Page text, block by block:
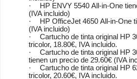
·
HP ENVY 5540 All-in-One
(IVA incluido)
·
HP OfficeJet 4650 All-in-One
(IVA incluido)
·
Cartucho de tinta original HP
tricolor, 18.80€, IVA incluido.
·
Cartucho de tinta original HP
tienen un precio de 29.60€ (IVA
·
Cartucho de tinta original HP
tricolor, 20.60€, IVA incluido.